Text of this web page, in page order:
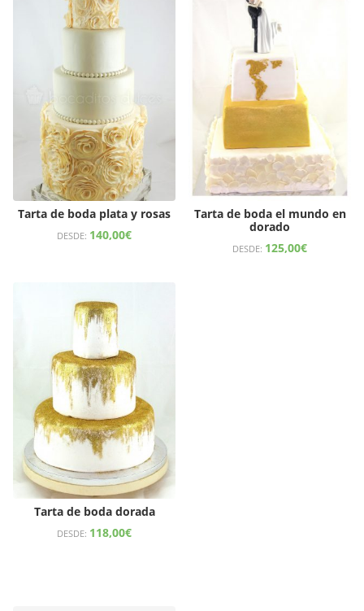
Tarta de boda plata y rosas
DESDE: 140,00€
Tarta de boda el mundo en
dorado
DESDE: 125,00€
Tarta de boda dorada
DESDE: 118,00€